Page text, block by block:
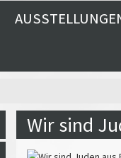
Wir sind